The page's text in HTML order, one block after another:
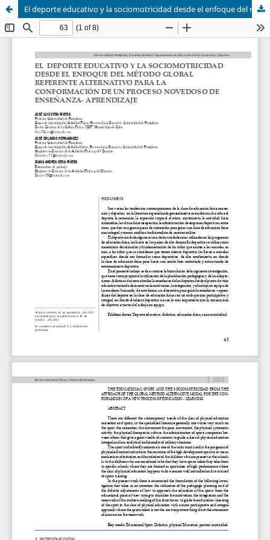
El deporte educativo y la sociomotricidad desde el enfoque del método global referente alternativo para la conformación de un proceso novedoso de enseñanza - aprendizaje